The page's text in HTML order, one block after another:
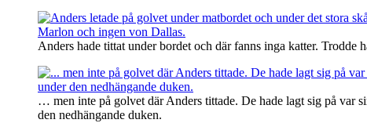
Anders hade tittat under bordet och där fanns inga katter.
… men inte på golvet där Anders tittade. De hade lagt sig på var
den nedhängande duken.